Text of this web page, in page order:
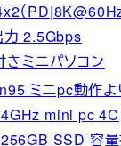
（
力 2.5Gbps
ミニパソコン
ミニpc動作よ
mini pc 4C
SSD 容